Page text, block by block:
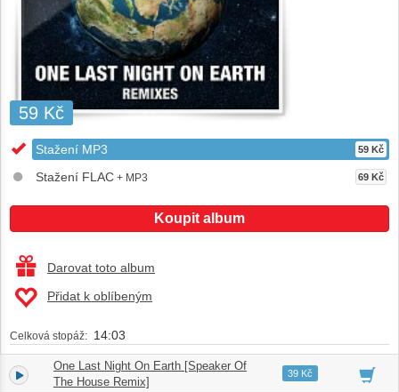
59 Kč
Stažení MP3 59 Kč
Stažení FLAC + MP3 69 Kč
Koupit album
Darovat toto album
Přidat k oblíbeným
Celková stopáž: 14:03
1.
One Last Night On Earth [Speaker Of
The House Remix]
03:3939 Kč